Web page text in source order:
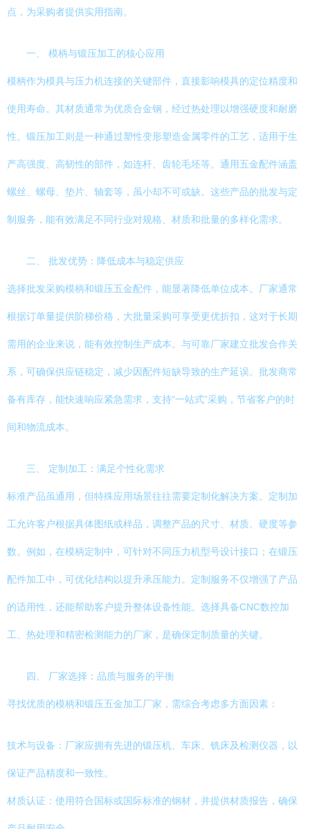
点，为采购者提供实用指南。
一、 模柄与锻压加工的核心应用
模柄作为模具与压力机连接的关键部件，直接影响模具的定位精度和
使用寿命。其材质通常为优质合金钢，经过热处理以增强硬度和耐磨
性。锻压加工则是一种通过塑性变形塑造金属零件的工艺，适用于生
产高强度、高韧性的部件，如连杆、齿轮毛坯等。通用五金配件涵盖
螺丝、螺母、垫片、轴套等，虽小却不可或缺。这些产品的批发与定
制服务，能有效满足不同行业对规格、材质和批量的多样化需求。
二、 批发优势：降低成本与稳定供应
选择批发采购模柄和锻压五金配件，能显著降低单位成本。厂家通常
根据订单量提供阶梯价格，大批量采购可享受更优折扣，这对于长期
需用的企业来说，能有效控制生产成本。与可靠厂家建立批发合作关
系，可确保供应链稳定，减少因配件短缺导致的生产延误。批发商常
备有库存，能快速响应紧急需求，支持“一站式”采购，节省客户的时
间和物流成本。
三、 定制加工：满足个性化需求
标准产品虽通用，但特殊应用场景往往需要定制化解决方案。定制加
工允许客户根据具体图纸或样品，调整产品的尺寸、材质、硬度等参
数。例如，在模柄定制中，可针对不同压力机型号设计接口；在锻压
配件加工中，可优化结构以提升承压能力。定制服务不仅增强了产品
的适用性，还能帮助客户提升整体设备性能。选择具备CNC数控加
工、热处理和精密检测能力的厂家，是确保定制质量的关键。
四、 厂家选择：品质与服务的平衡
寻找优质的模柄和锻压五金加工厂家，需综合考虑多方面因素：
技术与设备：厂家应拥有先进的锻压机、车床、铣床及检测仪器，以
保证产品精度和一致性。
材质认证：使用符合国标或国际标准的钢材，并提供材质报告，确保